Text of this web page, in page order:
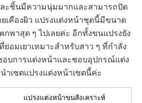
ะชิ้นมีความนุ่มมากและสามารถปัด
เคืองผิว แปรงแต่งหน้าชุดนี้มีขนาด
กพาสุด ๆ ไปเลยค่ะ อีกทั้งขนแปรงยัง
อมเยาเหมาะสำหรับสาว ๆ ที่กำลัง
บการแต่งหน้าและชอบอุปกรณ์แต่ง
ำเซตแปรงแต่งหน้าเซตนี้ค่ะ
แปรงแต่งหน้าขนสังเคราะห์